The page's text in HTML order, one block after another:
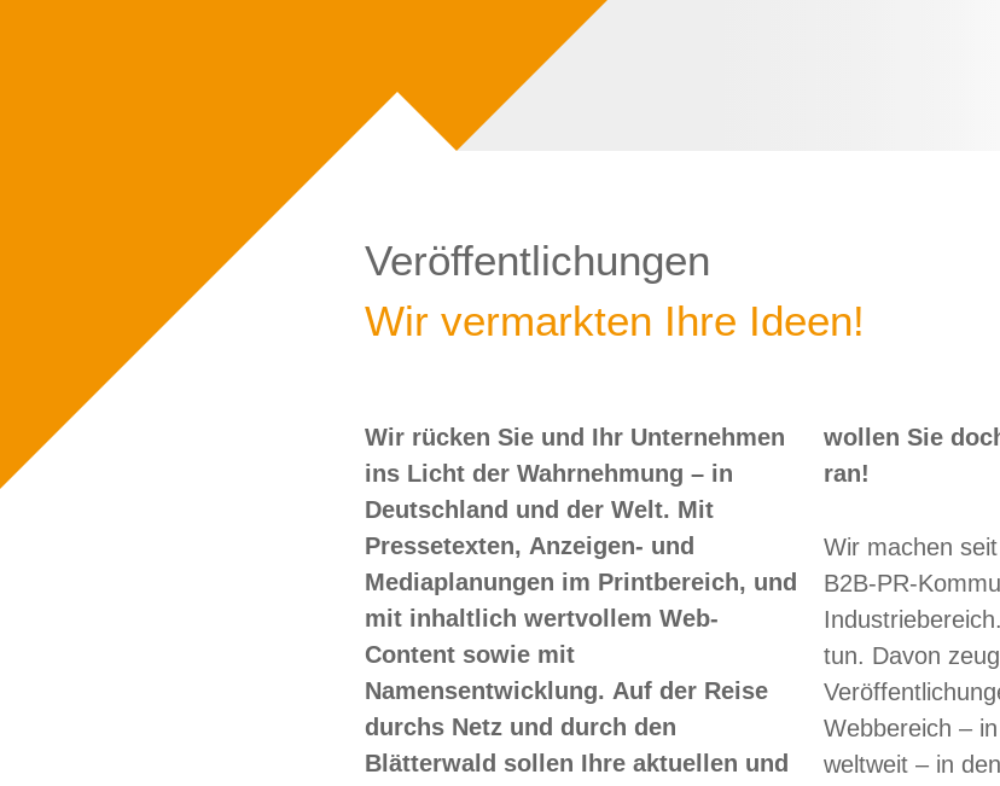
Veröffentlichungen
Wir vermarkten Ihre Ideen!
Wir rücken Sie und Ihr Unternehmen
ins Licht der Wahrnehmung – in
Deutschland und der Welt. Mit
Pressetexten, Anzeigen- und
Mediaplanungen im Printbereich, und
mit inhaltlich wertvollem Web-
Content sowie mit
Namensentwicklung. Auf der Reise
durchs Netz und durch den
Blätterwald sollen Ihre aktuellen und
wollen Sie doch – oder? Dann nix wie
ran!
Wir machen
B2B-PR-
tun. Davon
Webbereich –
weltweit – in